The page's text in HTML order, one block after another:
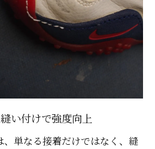
い付けで強度向上
、単なる接着だけではなく、縫